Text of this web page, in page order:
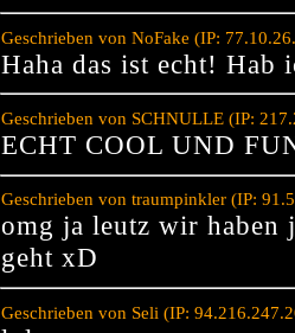
Geschrieben von NoFake (IP:
Haha das ist echt!
Geschrieben von SCHNULLE (IP:
ECHT COOL UND
Geschrieben von traumpinkler (IP:
omg ja leutz wir haben
geht xD
Geschrieben von Seli (IP: